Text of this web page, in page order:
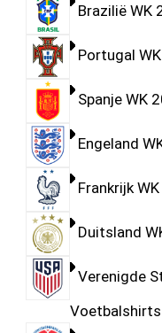
Brazilië WK
Portugal
Spanje WK
Engeland
Frankrijk
Duitsland
Verenigde
Voetbalshirts